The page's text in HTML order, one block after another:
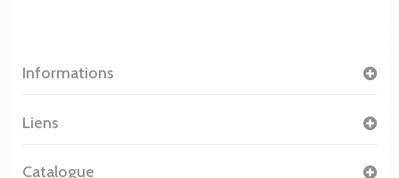
Informations
Liens
Catalogue